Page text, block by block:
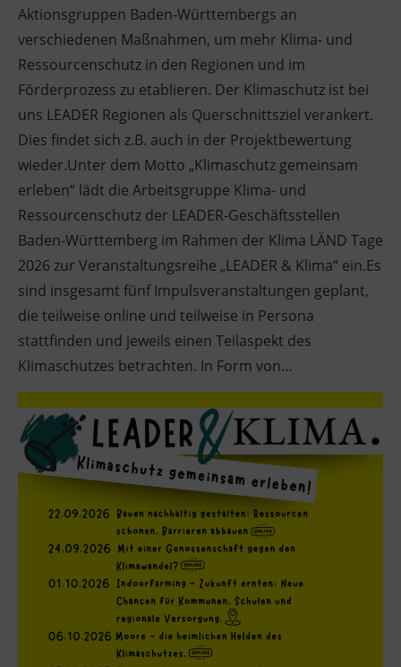
Aktionsgruppen Baden-Württembergs an
verschiedenen Maßnahmen, um mehr Klima- und
Ressourcenschutz in den Regionen und im
Förderprozess zu etablieren. Der Klimaschutz ist bei
uns LEADER Regionen als Querschnittsziel verankert.
Dies findet sich z.B. auch in der Projektbewertung
wieder.Unter dem Motto „Klimaschutz gemeinsam
erleben“ lädt die Arbeitsgruppe Klima- und
Ressourcenschutz der LEADER-Geschäftsstellen
Baden-Württemberg im Rahmen der Klima LÄND Tage
2026 zur Veranstaltungsreihe „LEADER & Klima“ ein.Es
sind insgesamt fünf Impulsveranstaltungen geplant,
die teilweise online und teilweise in Persona
stattfinden und jeweils einen Teilaspekt des
Klimaschutzes betrachten. In Form von…